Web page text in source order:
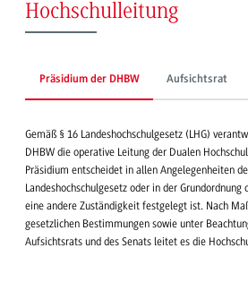
Hochschulleitung
Präsidium der DHBW Aufsichtsrat
Gemäß § 16 Landeshochschulgesetz (LHG)
DHBW die operative Leitung der Dualen
Präsidium entscheidet in allen Angelegenheiten
Landeshochschulgesetz oder in der
eine andere Zuständigkeit festgelegt ist. Nach
gesetzlichen Bestimmungen sowie unter
Aufsichtsrats und des Senats leitet es die